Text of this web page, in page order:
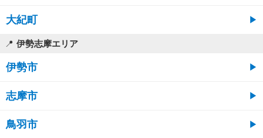
大紀町
伊勢志摩エリア
伊勢市
志摩市
鳥羽市